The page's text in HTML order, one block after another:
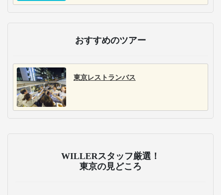
おすすめのツアー
東京レストランバス
WILLERスタッフ厳選！
東京の見どころ